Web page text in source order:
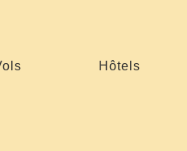
Hôtels